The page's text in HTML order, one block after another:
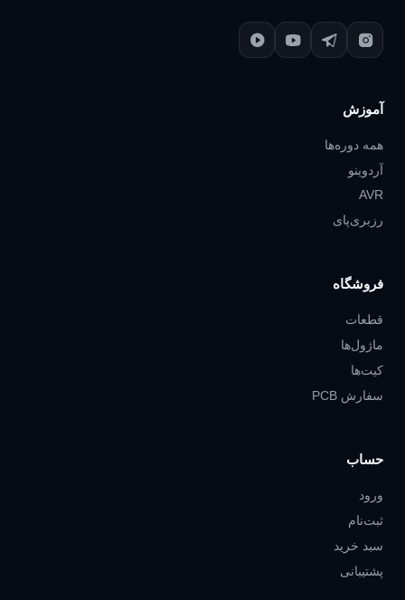
آموزش
همه دوره‌ها
آردوینو
AVR
رزبری‌پای
فروشگاه
قطعات
ماژول‌ها
کیت‌ها
سفارش PCB
حساب
ورود
ثبت‌نام
سبد خرید
پشتیبانی